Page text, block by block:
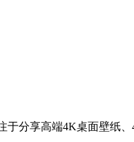
于分享高端4K桌面壁纸